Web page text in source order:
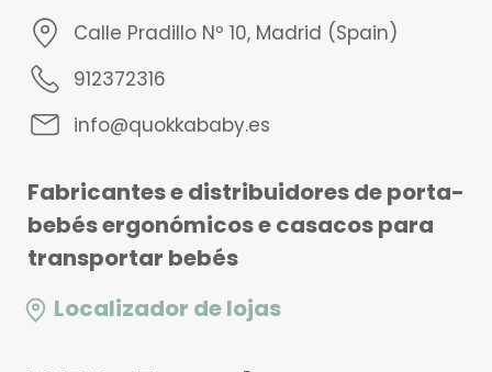
Calle Pradillo Nº 10, Madrid (Spain)
912372316
info@quokkababy.es
Fabricantes e distribuidores de porta-
bebés ergonómicos e casacos para
transportar bebés
Localizador de lojas